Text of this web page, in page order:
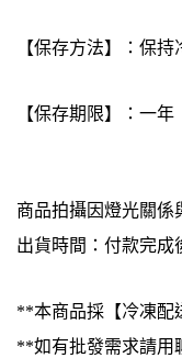
【保存方法】：保
【保存期限】：一年
商品拍攝因燈光關係
出貨時間：付款完成
**本商品採【冷凍配
**如有批發需求請用